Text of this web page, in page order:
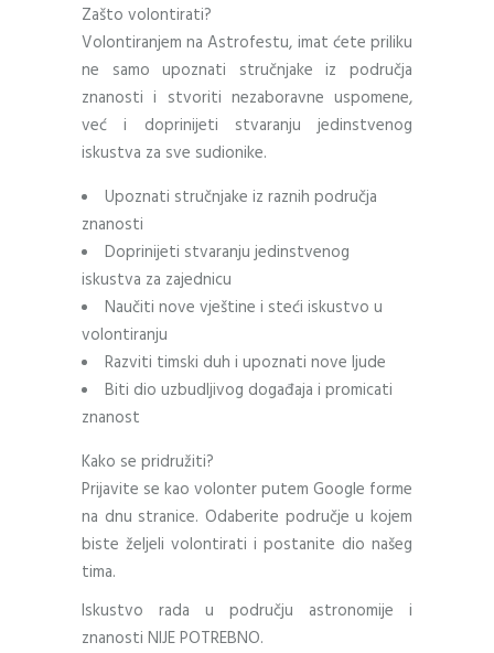
Zašto volontirati?
Volontiranjem na Astrofestu, imat ćete priliku
ne samo upoznati stručnjake iz područja
znanosti i stvoriti nezaboravne uspomene,
već i doprinijeti stvaranju jedinstvenog
iskustva za sve sudionike.
Upoznati stručnjake iz raznih područja
znanosti
Doprinijeti stvaranju jedinstvenog
iskustva za zajednicu
Naučiti nove vještine i steći iskustvo u
volontiranju
Razviti timski duh i upoznati nove ljude
Biti dio uzbudljivog događaja i promicati
znanost
Kako se pridružiti?
Prijavite se kao volonter putem Google forme
na dnu stranice. Odaberite područje u kojem
biste željeli volontirati i postanite dio našeg
tima.
Iskustvo rada u području astronomije i
znanosti NIJE POTREBNO.